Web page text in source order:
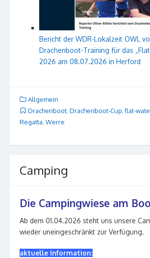
Bericht der WDR-Lokalzeit OWL
Drachenboot-Training für das
2026 am 08.07.2026 in Herford
Allgemein
Drachenboot Drachenboot-Cup flat-
Regatta, Werre
Camping
Die Campingwiese am
Ab dem 01.04.2026 steht uns unsere
wieder uneingeschränkt zur Verfügung.
aktuelle Information: